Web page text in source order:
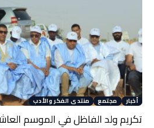
أخبار مجتمع منتدى الفكر والأدب
تكريم ولد الفاظل في الموسم